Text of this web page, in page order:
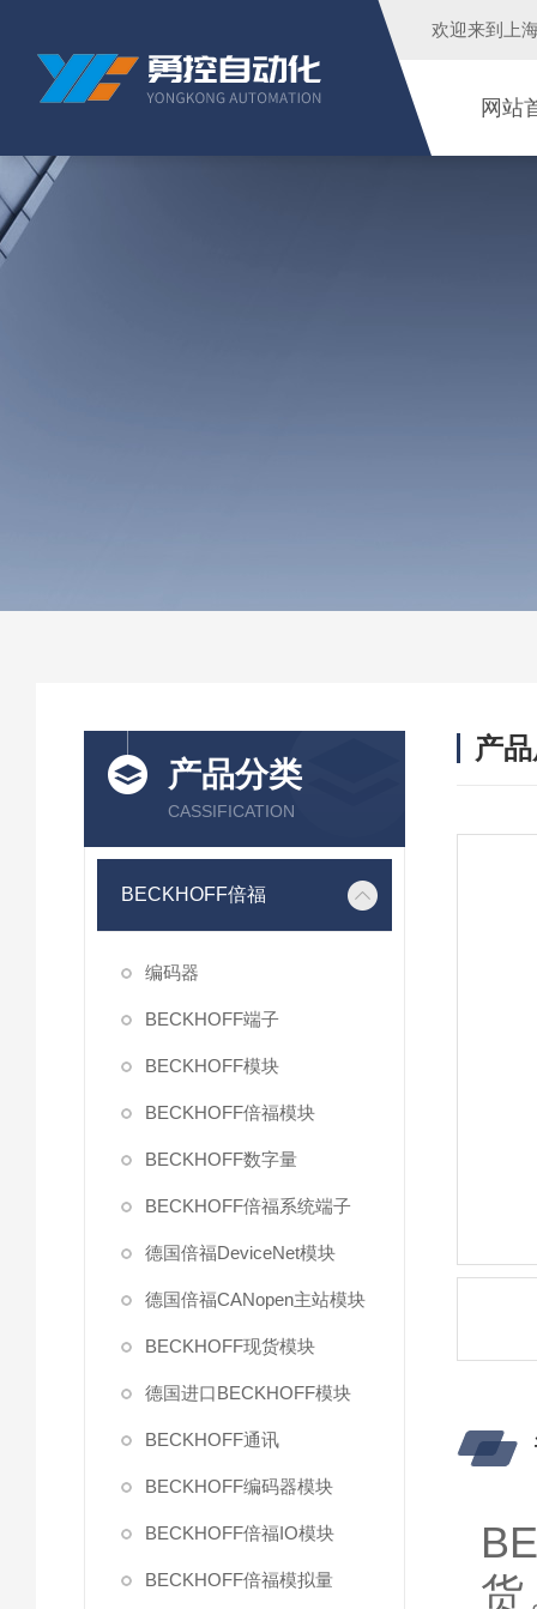
欢迎来到 上
网站
产品分类
CASSIFICATION
BECKHOFF倍福
编码器
BECKHOFF端子
BECKHOFF模块
BECKHOFF倍福模块
BECKHOFF数字量
BECKHOFF倍福系统端子
德国倍福DeviceNet模块
德国倍福CANopen主站模块
BECKHOFF现货模块
德国进口BECKHOFF模块
BECKHOFF通讯
BECKHOFF编码器模块
BECKHOFF倍福IO模块
BECKHOFF倍福模拟量
产
货